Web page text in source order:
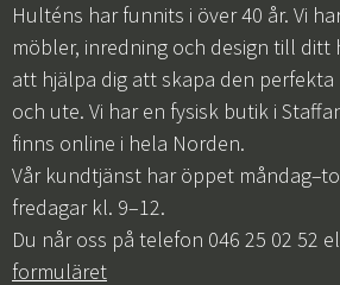
Hulténs har funnits i över 40 år. Vi
möbler, inredning och design till ditt
att hjälpa dig att skapa den perfekta
och ute. Vi har en fysisk butik i
finns online i hela Norden.
Vår kundtjänst har öppet
fredagar kl. 9–12.
Du når oss på telefon 046 25 02 52
formuläret